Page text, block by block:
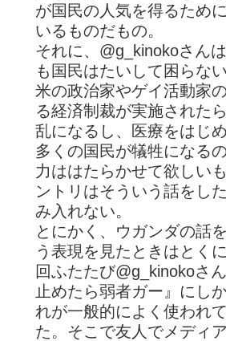
が国民の人気を得るため
いるものだもの。
それに、@g_kinokoさん
も国民はたいして困らな
米の政治家やゲイ活動家
る経済制裁が実施された
乱になるし、医療をはじ
多くの国民が犠牲になる
力ははたらかせて欲しい
ントリはそういう話をし
み入れない。
とにかく、ウガンダの
う表現を見たときはとく
回ふたたび@g_kinokoさ
止めたら弱者ガー』にし
れが一般的によく使われ
た。そこで友人でメディ